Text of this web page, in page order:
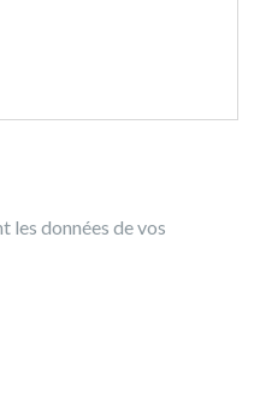
les données de vos